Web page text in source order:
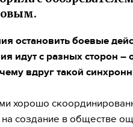
остановить боевые
идут с разных сторон –
вдруг такой
хорошо
создание в обществе